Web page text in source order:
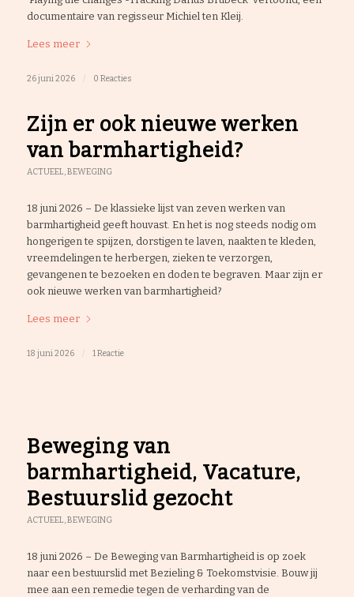
documentaire van regisseur Michiel ten Kleij.
Lees meer
26 juni 2026 0 Reacties
Zijn er ook nieuwe werken
van barmhartigheid?
ACTUEEL,BEWEGING
18 juni 2026 – De klassieke lijst van zeven werken van
barmhartigheid geeft houvast. En het is nog steeds nodig om
hongerigen te spijzen, dorstigen te laven, naakten te kleden,
vreemdelingen te herbergen, zieken te verzorgen,
gevangenen te bezoeken en doden te begraven. Maar zijn er
ook nieuwe werken van barmhartigheid?
Lees meer
18 juni 2026 1 Reactie
Beweging van
barmhartigheid, Vacature,
Bestuurslid gezocht
ACTUEEL,BEWEGING
18 juni 2026 – De Beweging van Barmhartigheid is op zoek
naar een bestuurslid met Bezieling & Toekomstvisie. Bouw jij
mee aan een remedie tegen de verharding van de